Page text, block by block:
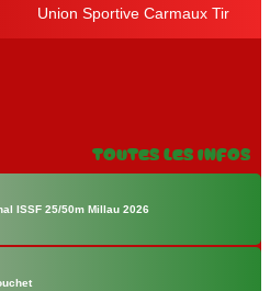
Union Sportive Carmaux Tir
Toutes les Infos
ISSF 25/50m Millau 2026